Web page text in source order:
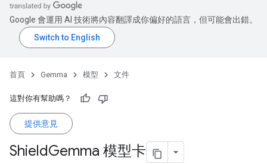
Google 會運用 AI 技術將內容翻譯成你偏好的語言，但可能會出錯。
首頁 Gemma 模型 文件
這對你有幫助嗎？
提供意見
ShieldGemma 模型卡